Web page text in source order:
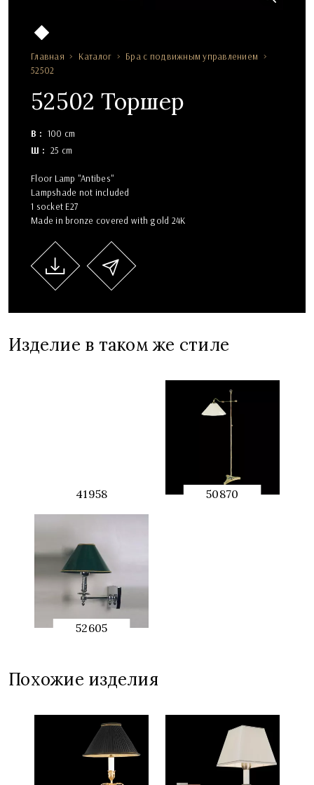
Главная Каталог
Бра с подвижным управлением
52502
52502 Торшер
В
100 cm
Ш
25 cm
Floor Lamp "Antibes"
Lampshade not included
1 socket E27
Made in bronze covered with gold 24K
Изделие в таком же стиле
41958
QUICK
50870
52605
Похожие изделия